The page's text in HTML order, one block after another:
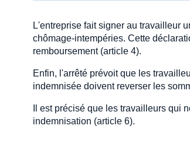
L'entreprise fait signer au travailleur
chômage-intempéries. Cette
remboursement (article 4).
Enfin, l'arrêté prévoit que les
indemnisée doivent reverser les
Il est précisé que les travailleurs qui
indemnisation (article 6).